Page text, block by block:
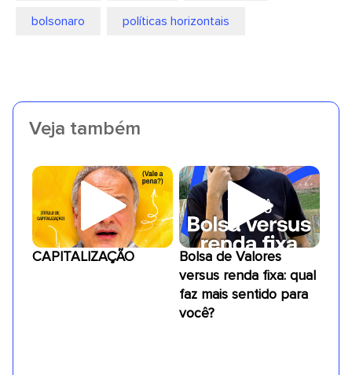
bolsonaro políticas horizontais
Veja também
CAPITALIZAÇÃO
Bolsa de Valores
versus renda fixa: qual
faz mais sentido para
você?